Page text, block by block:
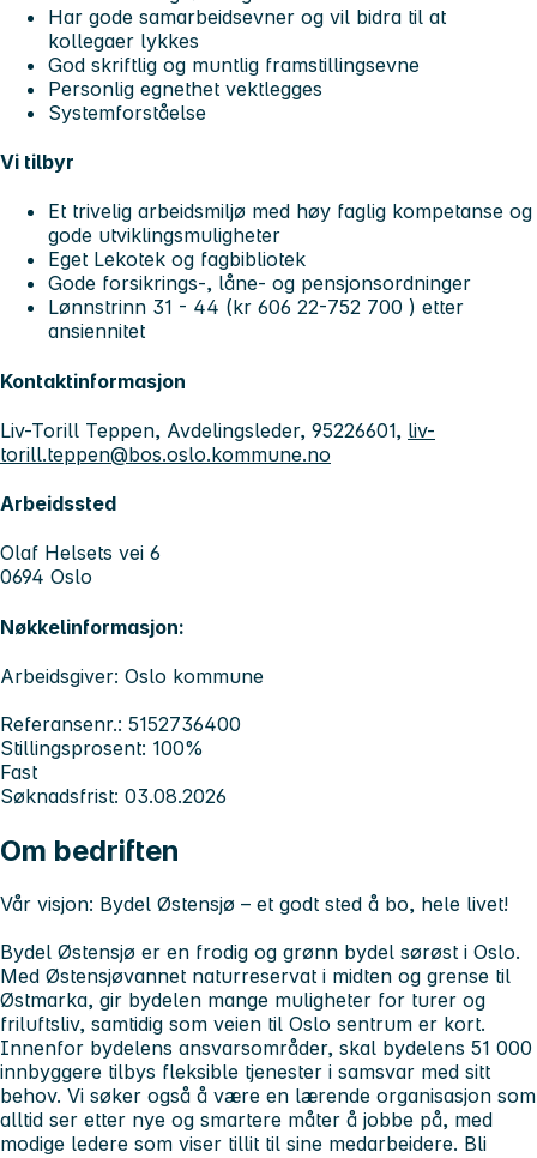
Har gode samarbeidsevner og vil bidra til at
kollegaer lykkes
God skriftlig og muntlig framstillingsevne
Personlig egnethet vektlegges
Systemforståelse
Vi tilbyr
Et trivelig arbeidsmiljø med høy faglig kompetanse og
gode utviklingsmuligheter
Eget Lekotek og fagbibliotek
Gode forsikrings-, låne- og pensjonsordninger
Lønnstrinn 31 - 44 (kr 606 22-752 700 ) etter
ansiennitet
Kontaktinformasjon
Liv-Torill Teppen, Avdelingsleder, 95226601, liv-
torill.teppen@bos.oslo.kommune.no
Arbeidssted
Olaf Helsets vei 6
0694 Oslo
Nøkkelinformasjon:
Arbeidsgiver: Oslo kommune
Referansenr.: 5152736400
Stillingsprosent: 100%
Fast
Søknadsfrist: 03.08.2026
Om bedriften
Vår visjon: Bydel Østensjø – et godt sted å bo, hele livet!
Bydel Østensjø er en frodig og grønn bydel sørøst i Oslo.
Med Østensjøvannet naturreservat i midten og grense til
Østmarka, gir bydelen mange muligheter for turer og
friluftsliv, samtidig som veien til Oslo sentrum er kort.
Innenfor bydelens ansvarsområder, skal bydelens 51 000
innbyggere tilbys fleksible tjenester i samsvar med sitt
behov. Vi søker også å være en lærende organisasjon som
alltid ser etter nye og smartere måter å jobbe på, med
modige ledere som viser tillit til sine medarbeidere. Bli